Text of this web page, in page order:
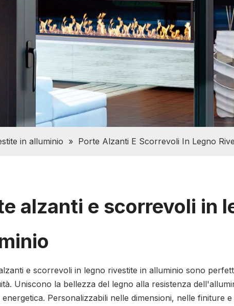
in alluminio » Porte Alzanti E Scorrevoli In Legno
alzanti e scorrevoli in
e scorrevoli in legno rivestite in alluminio sono
Uniscono la bellezza del legno alla resistenza
Personalizzabili nelle dimensioni, nelle finiture